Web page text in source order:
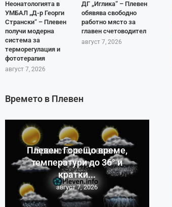
Неонатологията в
УМБАЛ „Д-р Георги
Странски“ – Плевен
получи модерна
система за
терморегулация и
фототерапия
август 7, 2026
ДГ „Иглика“ – Плевен
обявява свободно
работно място за
главен счетоводител
август 7, 2026
Времето в Плевен
Плевен: Горещо време,
температури до 36° и
кратки...
август 7, 2026